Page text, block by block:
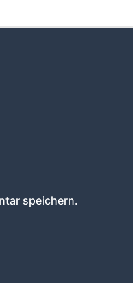
speichern.